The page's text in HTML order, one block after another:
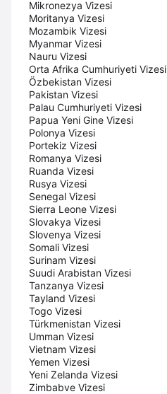
Mikronezya Vizesi
Moritanya Vizesi
Mozambik Vizesi
Myanmar Vizesi
Nauru Vizesi
Orta Afrika Cumhuriyeti Vizesi
Özbekistan Vizesi
Pakistan Vizesi
Palau Cumhuriyeti Vizesi
Papua Yeni Gine Vizesi
Polonya Vizesi
Portekiz Vizesi
Romanya Vizesi
Ruanda Vizesi
Rusya Vizesi
Senegal Vizesi
Sierra Leone Vizesi
Slovakya Vizesi
Slovenya Vizesi
Somali Vizesi
Surinam Vizesi
Suudi Arabistan Vizesi
Tanzanya Vizesi
Tayland Vizesi
Togo Vizesi
Türkmenistan Vizesi
Umman Vizesi
Vietnam Vizesi
Yemen Vizesi
Yeni Zelanda Vizesi
Zimbabve Vizesi